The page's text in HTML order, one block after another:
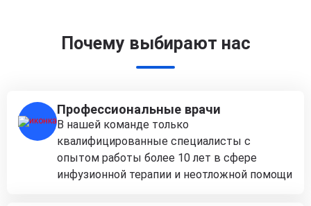
Почему выбирают нас
Профессиональные врачи
В нашей команде только
квалифицированные специалисты с
опытом работы более 10 лет в сфере
инфузионной терапии и неотложной помощи